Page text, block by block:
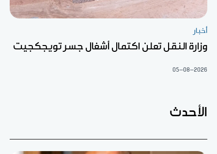
أخبار
وزارة النقل تعلن اكتمال أشغال جسر تويجكجيت
05-08-2026
الأحدث